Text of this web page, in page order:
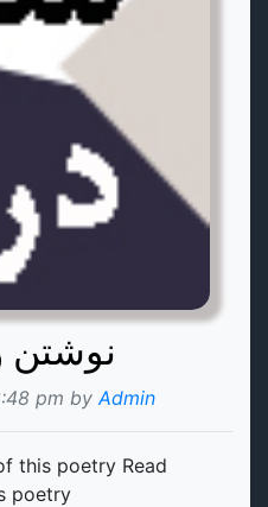
pm by Admin
this poetry Read
of this poetry